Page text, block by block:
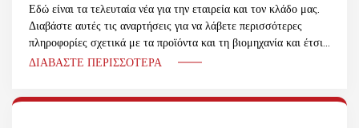
Εδώ είναι τα τελευταία νέα για την εταιρεία και τον κλάδο μας.
Διαβάστε αυτές τις αναρτήσεις για να λάβετε περισσότερες
πληροφορίες σχετικά με τα προϊόντα και τη βιομηχανία και έτσι
να εμπνευστείτε για το έργο σας
ΔΙΑΒΆΣΤΕ ΠΕΡΙΣΣΌΤΕΡΑ